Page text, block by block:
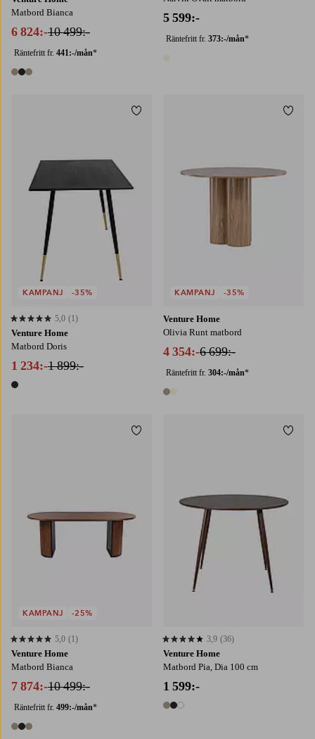
Matbord Bianca
6 824:-10 499:-
Räntefritt fr. 441:-/mån*
3 färger
5 599:-
Räntefritt fr. 373:-/mån*
Venture Home
Matbord Doris
1 234:-1 899:-
1 färg
5,0 baserat på 1 st betyg
5,0 (1)
KAMPANJ -35%
Lägg till i favoriter
Venture Home
Olivia Runt matbord
4 354:-6 699:-
Räntefritt fr. 304:-/mån*
2 färger
KAMPANJ -35%
Venture Home
Matbord Bianca
7 874:-10 499:-
Räntefritt fr. 499:-/mån*
3 färger
5,0 baserat på 1 st betyg
5,0 (1)
KAMPANJ -25%
Lägg till i favoriter
Venture Home
Matbord Pia, Dia 100 cm
1 599:-
3 färger
3,9 baserat på 36 st betyg
3,9 (36)